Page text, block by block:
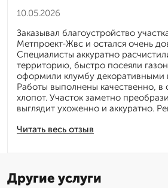
10.05.2026
Читать весь отзыв
Заказывал благоустройство
Метпроект-Жвс и остался очень
Специалисты аккуратно
территорию, быстро посеяли
оформили клумбу декоративными
Работы выполнены качественно, в
хлопот. Участок заметно
выглядит ухоженно и аккуратно.
Другие услуги